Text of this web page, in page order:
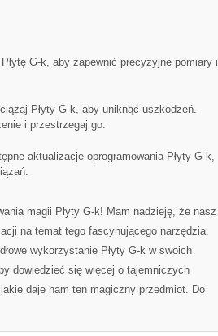
G-k, aby zapewnić precyzyjne pomiary i⁤
Płyty‌ G-k, aby uniknąć uszkodzeń.
i przestrzegaj go.
aktualizacje oprogramowania⁢ Płyty G-k,
magii ‌Płyty ⁢G-k! ‌Mam nadzieję,⁢ że‍ nasz
na temat ‍tego ⁢fascynującego narzędzia.
wykorzystanie​ Płyty G-k w⁢ swoich
dowiedzieć się więcej o tajemniczych
daje nam ten‍ magiczny przedmiot. Do